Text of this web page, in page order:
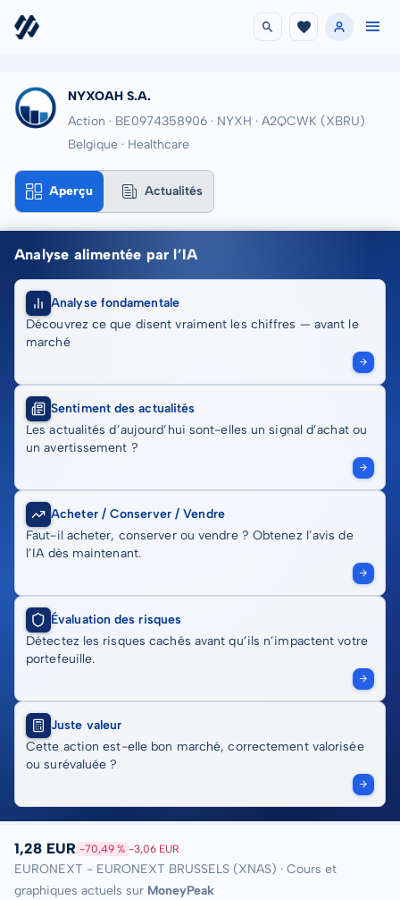
NYXOAH S.A.
Action · BE0974358906 · NYXH · A2QCWK (XBRU)
Belgique · Healthcare
Aperçu Actualités
Analyse alimentée par l’IA
Analyse fondamentale
Découvrez ce que disent vraiment les chiffres — avant le
marché
Sentiment des actualités
Les actualités d’aujourd’hui sont-elles un signal d’achat ou
un avertissement ?
Acheter / Conserver / Vendre
Faut-il acheter, conserver ou vendre ? Obtenez l’avis de
l’IA dès maintenant.
Évaluation des risques
Détectez les risques cachés avant qu’ils n’impactent votre
portefeuille.
Juste valeur
Cette action est-elle bon marché, correctement valorisée
ou surévaluée ?
1,28 EUR -70,49 % -3,06 EUR
EURONEXT - EURONEXT BRUSSELS (XNAS) · Cours et
graphiques actuels sur MoneyPeak